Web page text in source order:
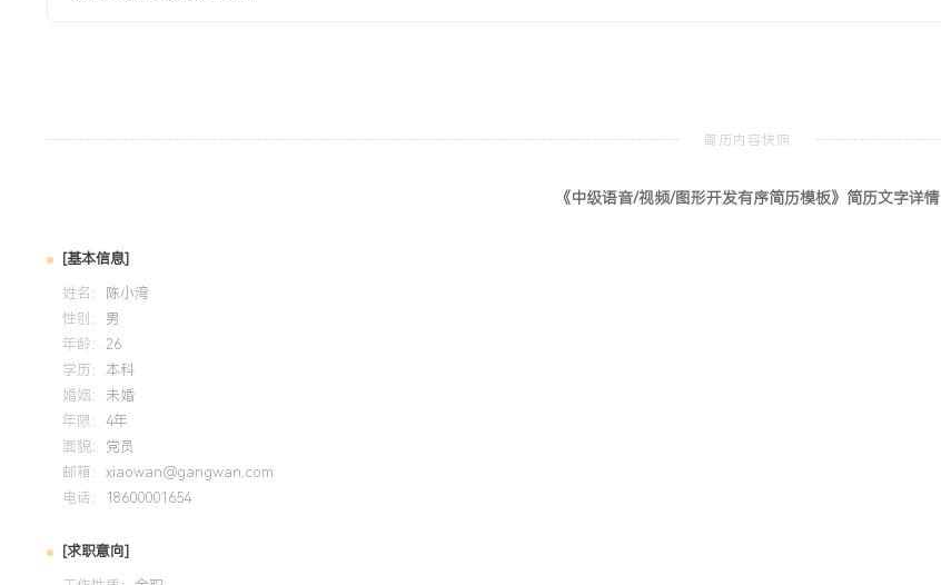
程，课程设计完成一个简易的实时语音聊天系统（使用C++与WebRTC原生API），负责音
程与基础性能分析工具的使用。
自我评价
专业背景：X年后端开发经验，近X年深耕音视频与实时通信领域，完整参与从技术选型、
架构设计、核心开发到性能调优的全流程，主导过支撑XXX万并发用户的音视频系统重
构。技术攻坚：擅长解决音视频底层编解码、网络传输与渲染中的复杂问题，如攻克
Android硬件编码兼容性难题，将特定场景用户投诉率降低XXX%，体现了对技术深度的追
求和问题闭环能力。性能优化：对系统性能与用户体验有极致追求，通过设计自适应码率
算法与传输优化，将关键业务场景的卡顿率降低XXX%，首帧延迟优化XXX%，直接提升产
推动团队整体进步，指导初级工程师成长，助力团队任务交付效率提升XXX%。
《中级语音/视频/图形开发有序简历模板》简历文字详情
[基本信息]
姓名：
陈小湾
性别： 男
年龄： 26
学历： 本科
婚姻： 未婚
年限： 4年
面貌： 党员
邮箱： xiaowan@gangwan.com
电话：
18600001654
[求职意向]